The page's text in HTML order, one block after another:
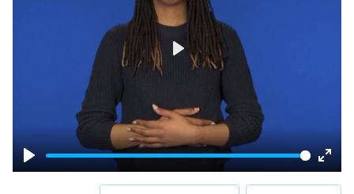
Play
Enter
Play